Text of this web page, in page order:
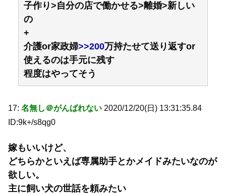
子作り>自分の店で働かせる>離婚>新しい
の
+
介護or家政婦>>200万持たせて送り返すor
使えるのは手元に残す
程度はやってそう
17: 名無し＠がんばれない 2020/12/20(日) 13:31:35.84
ID:9k+/s8qg0
嫁もいいけど、
どちらかといえば専属助手とかメイドみたいなのが
欲しい。
主に飼い犬の世話を頼みたい